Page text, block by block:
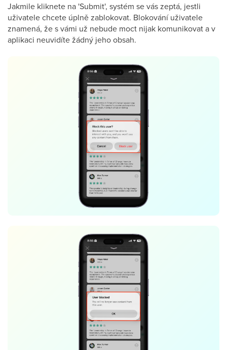
Jakmile kliknete na 'Submit', systém se vás zeptá, jestli
uživatele chcete úplně zablokovat. Blokování uživatele
znamená, že s vámi už nebude moct nijak komunikovat a v
aplikaci neuvidíte žádný jeho obsah.